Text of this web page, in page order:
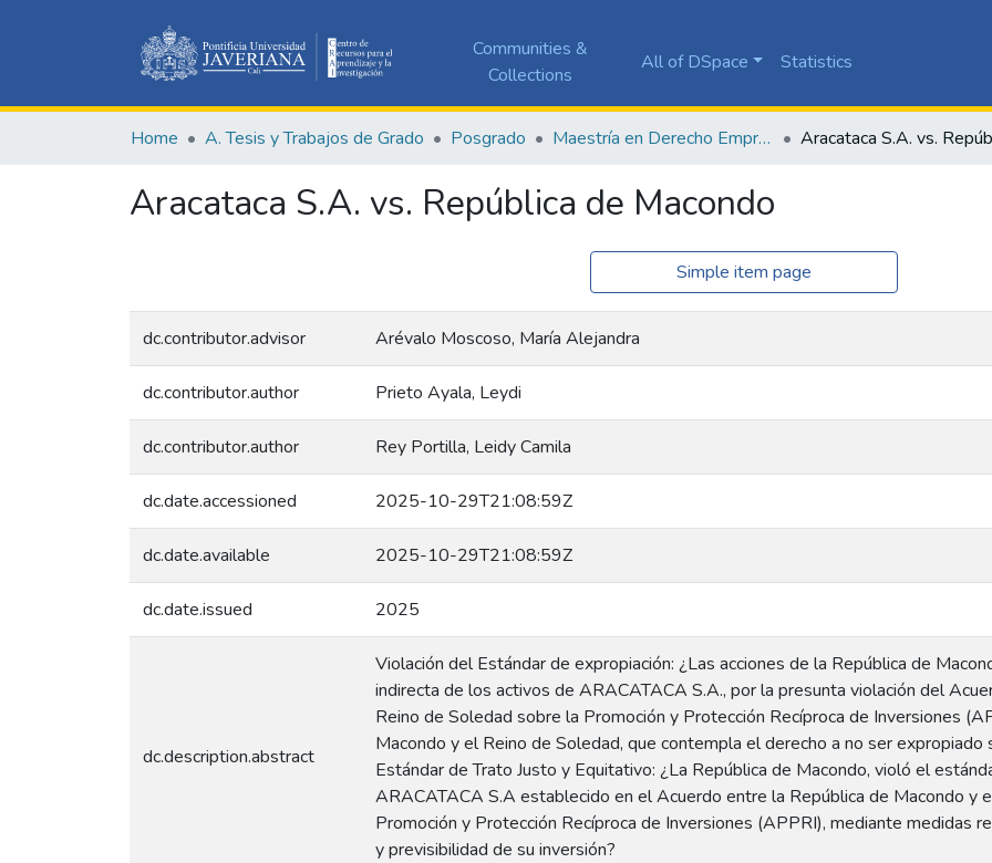
Communities &
Collections
All of DSpace Statistics
Home A. Tesis y Trabajos de Grado Posgrado Maestría en Derecho Empresarial
Aracataca S.A. vs. República de Macondo
Simple item page
dc.contributor.advisor Arévalo Moscoso, María Alejandra
dc.contributor.author Prieto Ayala, Leydi
dc.contributor.author Rey Portilla, Leidy Camila
dc.date.accessioned 2025-10-29T21:08:59Z
dc.date.available 2025-10-29T21:08:59Z
dc.date.issued 2025
dc.description.abstract
Violación del Estándar de expropiación: ¿Las acciones de la República de
indirecta de los activos de ARACATACA S.A., por la presunta violación del
Reino de Soledad sobre la Promoción y Protección Recíproca de Inversiones
Macondo y el Reino de Soledad, que contempla el derecho a no ser expropiado
Estándar de Trato Justo y Equitativo: ¿La República de Macondo, violó el
ARACATACA S.A establecido en el Acuerdo entre la República de Macondo y
Promoción y Protección Recíproca de Inversiones (APPRI), mediante medidas
y previsibilidad de su inversión?